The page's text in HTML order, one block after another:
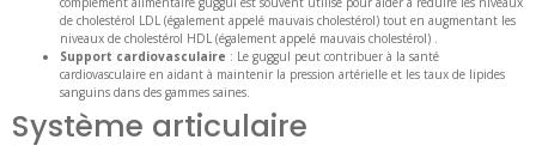
de cholestérol LDL (également appelé mauvais cholestérol) tout en augmentant les
niveaux de cholestérol HDL (également appelé mauvais cholestérol) .
Support cardiovasculaire : Le guggul peut contribuer à la santé
cardiovasculaire en aidant à maintenir la pression artérielle et les taux de lipides
sanguins dans des gammes saines.
Système articulaire